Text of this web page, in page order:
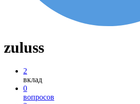
zuluss
2
вклад
0
вопросов